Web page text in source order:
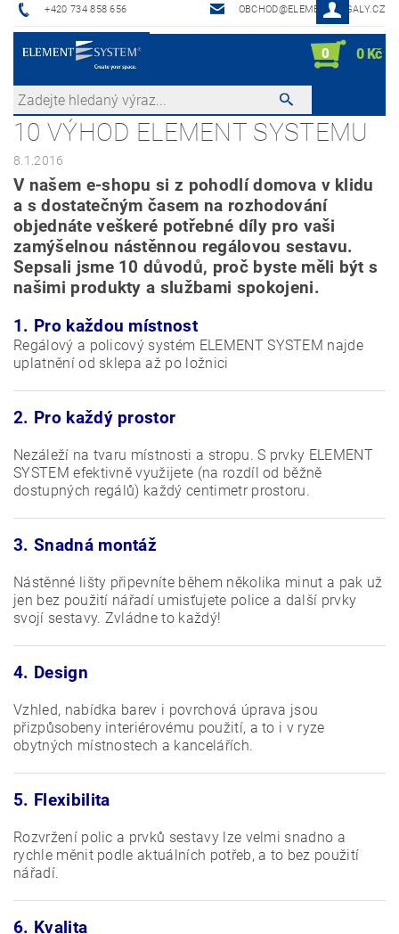
+420 734 858 656 OBCHOD@ELEMENTREGALY.CZ
0 0 Kč
10 VÝHOD ELEMENT SYSTEMU
8.1.2016
V našem e-shopu si z pohodlí domova v klidu
a s dostatečným časem na rozhodování
objednáte veškeré potřebné díly pro vaši
zamýšelnou nástěnnou regálovou sestavu.
Sepsali jsme 10 důvodů, proč byste měli být s
našimi produkty a službami spokojeni.
1. Pro každou místnost
Regálový a policový systém ELEMENT SYSTEM najde
uplatnění od sklepa až po ložnici
2. Pro každý prostor
Nezáleží na tvaru místnosti a stropu. S prvky ELEMENT
SYSTEM efektivně využijete (na rozdíl od běžně
dostupných regálů) každý centimetr prostoru.
3. Snadná montáž
Nástěnné lišty připevníte během několika minut a pak už
jen bez použití nářadí umisťujete police a další prvky
svojí sestavy. Zvládne to každý!
4. Design
Vzhled, nabídka barev i povrchová úprava jsou
přizpůsobeny interiérovému použití, a to i v ryze
obytných místnostech a kancelářích.
5. Flexibilita
Rozvržení polic a prvků sestavy lze velmi snadno a
rychle měnit podle aktuálních potřeb, a to bez použití
nářadí.
6. Kvalita